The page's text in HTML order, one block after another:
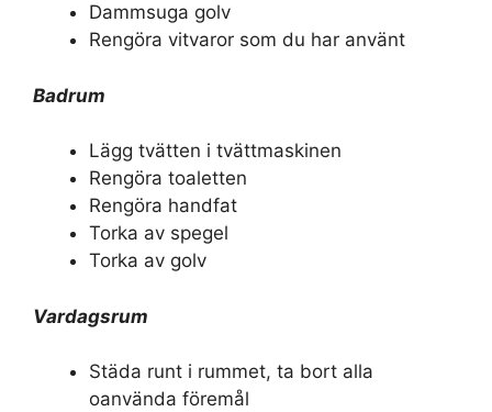
Dammsuga golv
Rengöra vitvaror som du har använt
Badrum
Lägg tvätten i tvättmaskinen
Rengöra toaletten
Rengöra handfat
Torka av spegel
Torka av golv
Vardagsrum
Städa runt i rummet, ta bort alla
oanvända föremål